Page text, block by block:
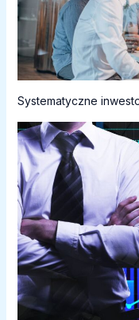
Systematyczne